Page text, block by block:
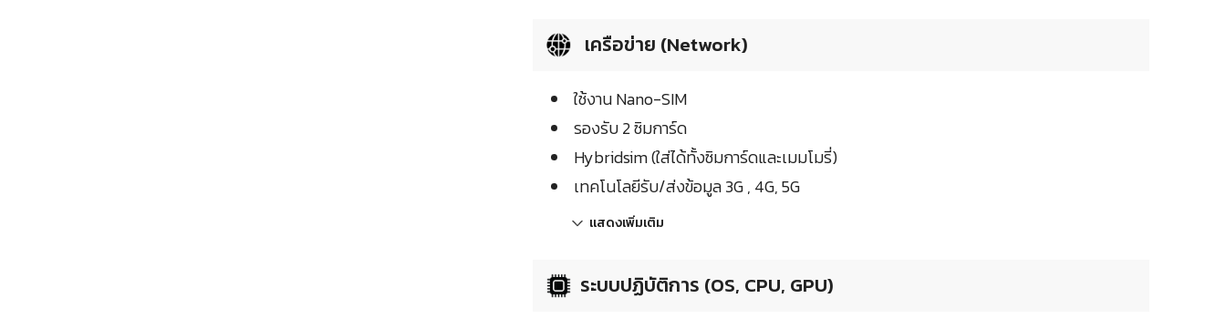
เครือข่าย (Network)
ใช้งาน Nano-SIM
รองรับ 2 ซิมการ์ด
Hybridsim (ใส่ได้ทั้งซิมการ์ดและเมมโมรี่)
เทคโนโลยีรับ/ส่งข้อมูล 3G , 4G, 5G
แสดงเพิ่มเติม
ระบบปฏิบัติการ (OS, CPU, GPU)